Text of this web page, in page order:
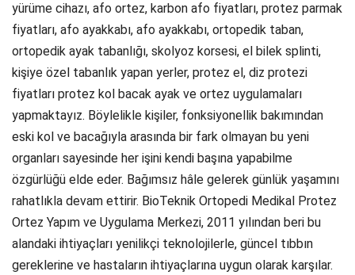
yürüme cihazı, afo ortez, karbon afo fiyatları, protez parmak
fiyatları, afo ayakkabı, afo ayakkabı, ortopedik taban,
ortopedik ayak tabanlığı, skolyoz korsesi, el bilek splinti,
kişiye özel tabanlık yapan yerler, protez el, diz protezi
fiyatları protez kol bacak ayak ve ortez uygulamaları
yapmaktayız. Böylelikle kişiler, fonksiyonellik bakımından
eski kol ve bacağıyla arasında bir fark olmayan bu yeni
organları sayesinde her işini kendi başına yapabilme
özgürlüğü elde eder. Bağımsız hâle gelerek günlük yaşamını
rahatlıkla devam ettirir. BioTeknik Ortopedi Medikal Protez
Ortez Yapım ve Uygulama Merkezi, 2011 yılından beri bu
alandaki ihtiyaçları yenilikçi teknolojilerle, güncel tıbbın
gereklerine ve hastaların ihtiyaçlarına uygun olarak karşılar.